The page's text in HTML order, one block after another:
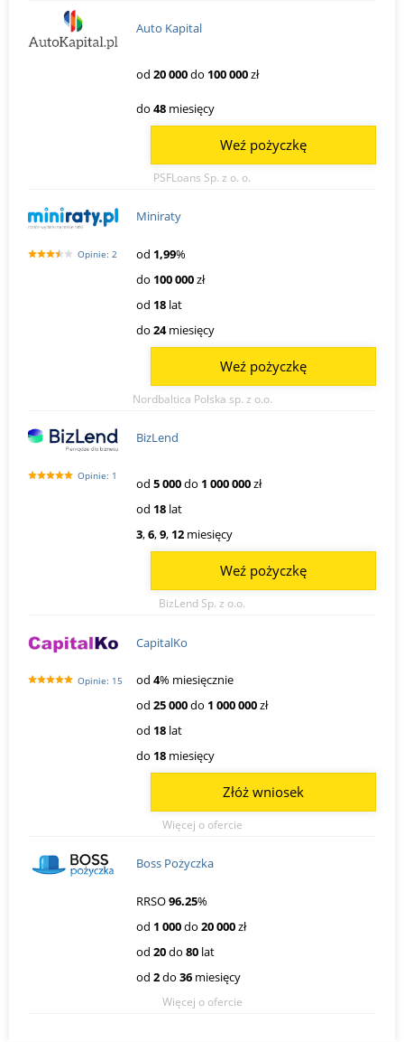
Auto Kapital
od 20 000do 100 000zł
do 48 miesięcy
PSFLoans Sp. z o. o.
Weź pożyczkę
Opinie: 2
Miniraty
od 1,99%
do 100 000zł
od 18 lat
do 24miesięcy
Nordbaltica Polska sp. z o.o.
Weź pożyczkę
Opinie: 1
BizLend
od 5 000do 1 000 000zł
od 18 lat
3,6,9, 12 miesięcy
BizLend Sp. z o.o.
Weź pożyczkę
Opinie: 15
CapitalKo
od 4% miesięcznie
od 25 000do 1 000 000zł
od 18 lat
do 18 miesięcy
Więcej o ofercie
Złóż wniosek
Boss Pożyczka
RRSO96.25%
od 1 000do 20 000zł
od 20do 80 lat
od 2do 36 miesięcy
Więcej o ofercie